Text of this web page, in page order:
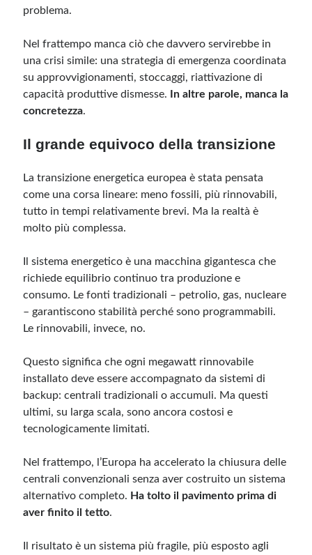
problema.
Nel frattempo manca ciò che davvero servirebbe in
una crisi simile: una strategia di emergenza coordinata
su approvvigionamenti, stoccaggi, riattivazione di
capacità produttive dismesse.
In altre parole, manca la
concretezza.
Il grande equivoco della transizione
La transizione energetica europea è stata pensata
come una corsa lineare: meno fossili, più rinnovabili,
tutto in tempi relativamente brevi. Ma la realtà è
molto più complessa.
Il sistema energetico è una macchina gigantesca che
richiede equilibrio continuo tra produzione e
consumo. Le fonti tradizionali – petrolio, gas, nucleare
– garantiscono stabilità perché sono programmabili.
Le rinnovabili, invece, no.
Questo significa che ogni megawatt rinnovabile
installato deve essere accompagnato da sistemi di
backup: centrali tradizionali o accumuli. Ma questi
ultimi, su larga scala, sono ancora costosi e
tecnologicamente limitati.
Nel frattempo, l’Europa ha accelerato la chiusura delle
centrali convenzionali senza aver costruito un sistema
alternativo completo. Ha tolto il pavimento prima di
aver finito il tetto.
Il risultato è un sistema più fragile, più esposto agli